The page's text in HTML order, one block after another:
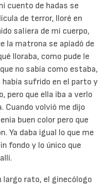
cuento de hadas se
de terror, lloré en
saliera de mi cuerpo,
la matrona se apiadó de
lloraba, como pude le
no sabía como estaba,
sufrido en el parto y
pero que ella iba a verlo
Cuando volvió me dijo
buen color pero que
Ya daba igual lo que me
fondo y lo único que
largo rato, el ginecólogo